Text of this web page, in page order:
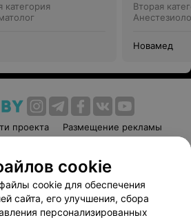
категория
Вторая
Новамед
проекта
Размещение рекламы
соглашение
Способы оплаты
Партнеры
руководителю 103.by
cookie
cookie для обеспечения
сайта, его улучшения, сбора
персонализированных